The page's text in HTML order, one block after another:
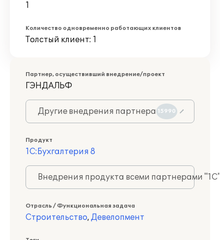
1
Количество одновременно работающих клиентов
Толстый клиент: 1
Партнер, осуществивший внедрение/проект
ГЭНДАЛЬФ
Другие внедрения партнера 15990
Продукт
1С:Бухгалтерия 8
Внедрения продукта всеми партнерами
Отрасль / Функциональная задача
Строительство, Девелопмент